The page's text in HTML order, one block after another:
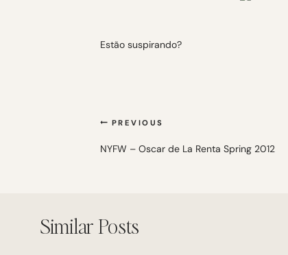
Estão suspirando?
Navegação
de
PREVIOUS
NYFW – Oscar de La Renta Spring 2012
Similar Posts